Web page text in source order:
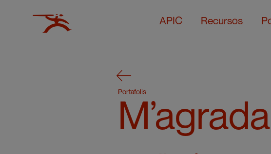
APIC Recursos
Portafolis